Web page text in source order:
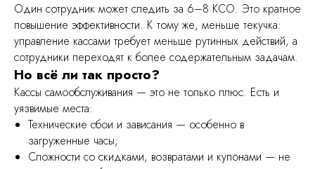
Один сотрудник может следить за 6–8 КСО. Это кратное
повышение эффективности. К тому же, меньше текучка:
управление кассами требует меньше рутинных действий, а
сотрудники переходят к более содержательным задачам.
Но всё ли так просто?
Кассы самообслуживания — это не только плюс. Есть и
уязвимые места:
Технические сбои и зависания — особенно в
загруженные часы;
Сложности со скидками, возвратами и купонами — не